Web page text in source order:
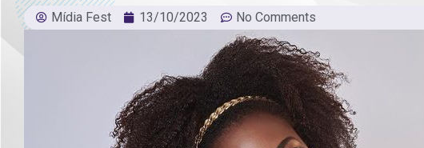
Mídia Fest 13/10/2023 No Comments